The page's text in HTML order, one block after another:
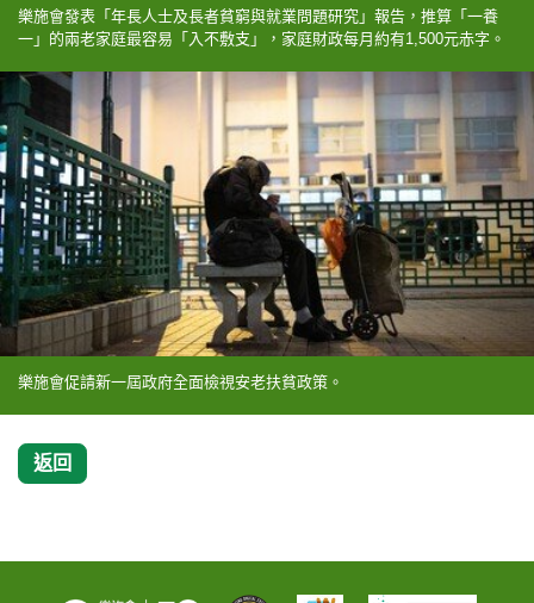
樂施會發表「年長人士及長者貧窮與就業問題研究」報告，推算「一養
一」的兩老家庭最容易「入不敷支」，家庭財政每月約有1,500元赤字。
樂施會促請新一屆政府全面檢視安老扶貧政策。
返回